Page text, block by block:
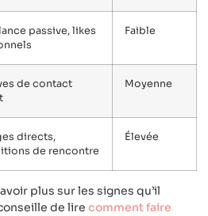
passive, likes
Faible
de contact
Moyenne
directs,
de rencontre
Élevée
plus sur les signes qu’il
de lire comment faire